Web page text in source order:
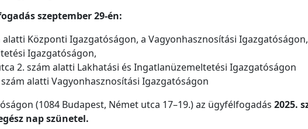
szeptember 29-én:
alatti Központi Igazgatóságon, a Vagyonhasznosítási
Igazgatóságon,
2. szám alatti Lakhatási és Ingatlanüzemeltetési Igazgatóságon
alatti Vagyonhasznosítási Igazgatóságon
(1084 Budapest, Német utca 17–19.) az ügyfélfogadás 2025.
nap szünetel.